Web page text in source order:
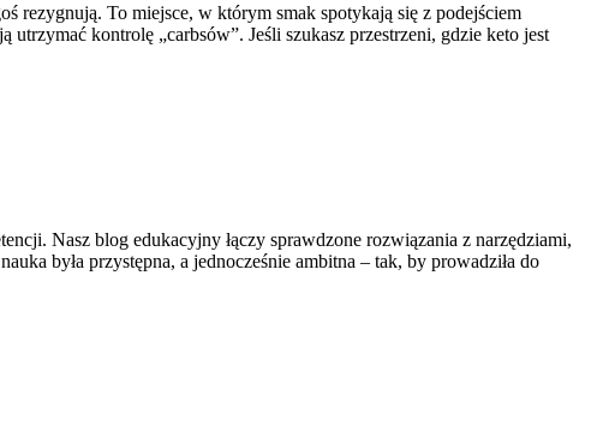
rezygnują. To miejsce, w którym smak spotykają się z podejściem
kontrolę „carbsów”. Jeśli szukasz przestrzeni, gdzie keto jest
Nasz blog edukacyjny łączy sprawdzone rozwiązania z narzędziami,
była przystępna, a jednocześnie ambitna – tak, by prowadziła do